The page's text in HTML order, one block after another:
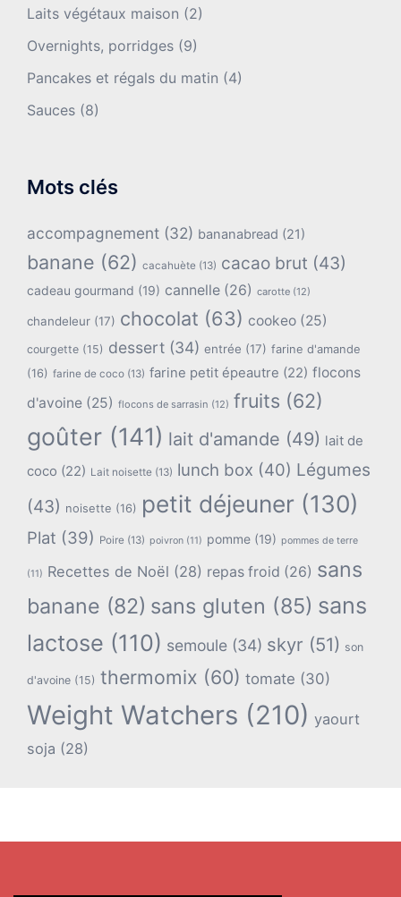
Laits végétaux maison (2)
Overnights, porridges (9)
Pancakes et régals du matin (4)
Sauces (8)
Mots clés
accompagnement (32) bananabread (21)
banane (62) cacahuète (13) cacao brut (43)
cadeau gourmand (19) cannelle (26) carotte (12)
chandeleur (17) chocolat (63) cookeo (25)
courgette (15) dessert (34) entrée (17) farine d'amande
(16) farine de coco (13) farine petit épeautre (22) flocons
d'avoine (25) flocons de sarrasin (12) fruits (62)
goûter (141) lait d'amande (49) lait de
coco (22) Lait noisette (13) lunch box (40) Légumes
(43) noisette (16) petit déjeuner (130)
Plat (39) Poire (13) poivron (11) pomme (19) pommes de terre
(11) Recettes de Noël (28) repas froid (26) sans
banane (82) sans gluten (85) sans
lactose (110) semoule (34) skyr (51) son
d'avoine (15) thermomix (60) tomate (30)
Weight Watchers (210) yaourt
soja (28)